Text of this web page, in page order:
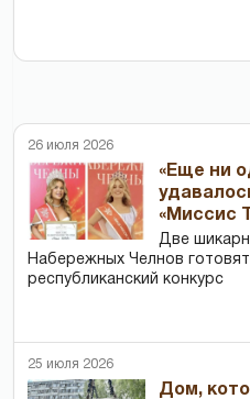
26 июля 2026
«Еще ни
«Миссис
Две
Набережных Челнов
республиканский конкурс
25 июля 2026
Дом,